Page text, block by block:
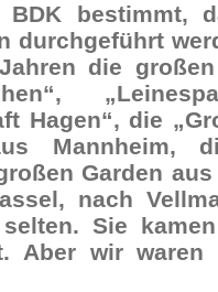
bestimmt,
durchgeführt
die
Hagen“, die
Mannheim,
Garden
nach
Sie
Aber wir